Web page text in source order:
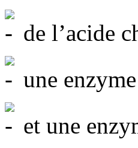
de l’acide
une
et une